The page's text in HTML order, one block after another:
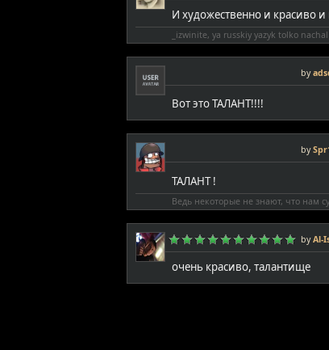
И художественно и красиво и
_izwinite, ya russkiy yazyk tolko nachal
by
Вот это ТАЛАНТ!!!!
by
ТАЛАНТ !
Ведь некоторые не знают, что нам
byAl-
очень красиво, талантище